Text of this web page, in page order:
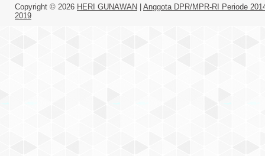
Copyright © 2026 HERI GUNAWAN
Anggota DPR/MPR-RI Periode
2019